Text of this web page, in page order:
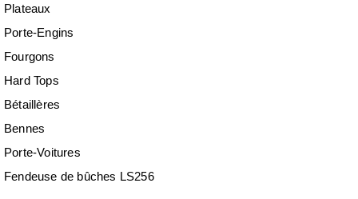
Plateaux
Porte-Engins
Fourgons
Hard Tops
Bétaillères
Bennes
Porte-Voitures
Fendeuse de bûches LS256